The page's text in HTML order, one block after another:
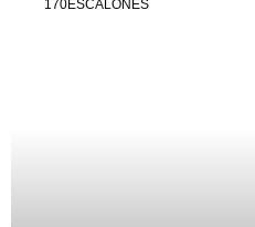
170ESCALONES